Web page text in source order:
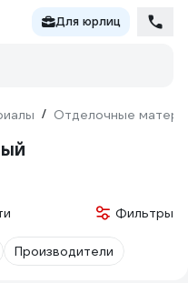
Для юрлиц
/ Отделочные
Фильтры
Производители